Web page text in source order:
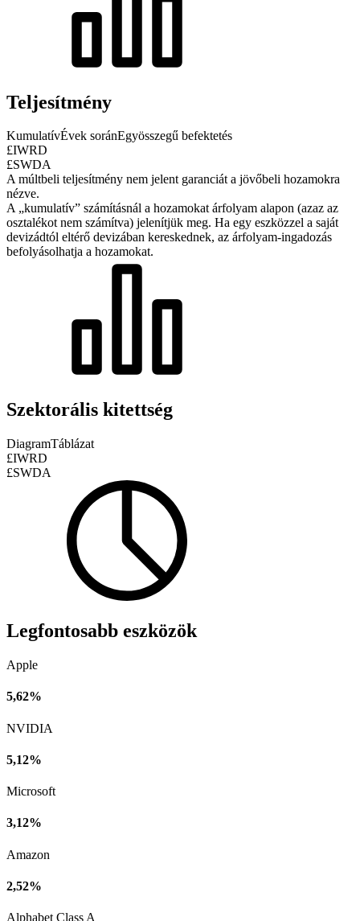
Teljesítmény
KumulatívÉvek soránEgyösszegű befektetés
£IWRD
£SWDA
A múltbeli teljesítmény nem jelent garanciát a jövőbeli hozamokra
nézve.
A „kumulatív” számításnál a hozamokat árfolyam alapon (azaz az
osztalékot nem számítva) jelenítjük meg. Ha egy eszközzel a saját
devizádtól eltérő devizában kereskednek, az árfolyam-ingadozás
befolyásolhatja a hozamokat.
Szektorális kitettség
DiagramTáblázat
£IWRD
£SWDA
Legfontosabb eszközök
Apple
5,62%
NVIDIA
5,12%
Microsoft
3,12%
Amazon
2,52%
Alphabet Class A